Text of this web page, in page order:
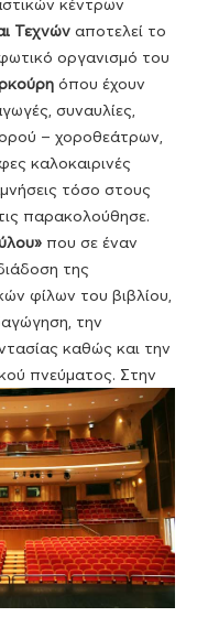
κέντρων
Τεχνών αποτελεί το
οργανισμό του
όπου έχουν
συναυλίες,
– χοροθεάτρων,
καλοκαιρινές
τόσο στους
παρακολούθησε.
που σε έναν
της
φίλων του βιβλίου,
την
καθώς και την
πνεύματος. Στην